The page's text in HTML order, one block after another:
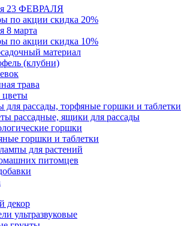
23 ФЕВРАЛЯ
по акции скидка 20%
8 марта
по акции скидка 10%
материал
(клубни)
трава
для рассады, торфяные горшки и таблетки
рассадные, ящики для рассады
горшки
горшки и таблетки
для растений
питомцев
декор
ультразвуковые